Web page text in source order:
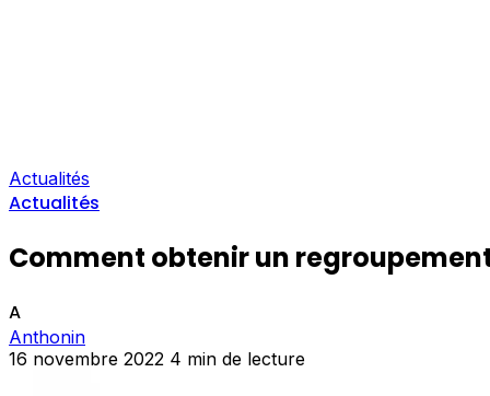
Actualités
Actualités
Comment obtenir un
A
Anthonin
16 novembre 2022 4 min de lecture